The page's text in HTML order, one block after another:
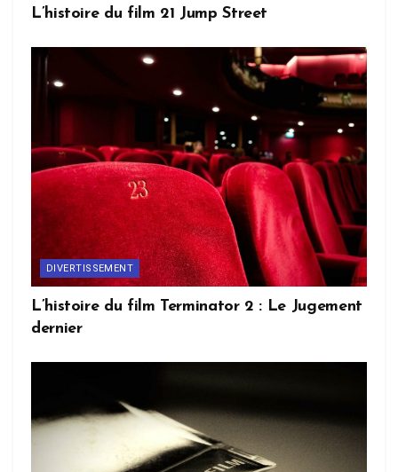
L’histoire du film 21 Jump Street
DIVERTISSEMENT
L’histoire du film Terminator 2 : Le Jugement
dernier